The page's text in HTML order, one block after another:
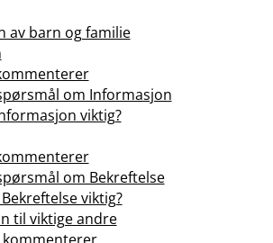
av barn og familie
om Informasjon
viktig?
om Bekreftelse
viktig?
til viktige andre